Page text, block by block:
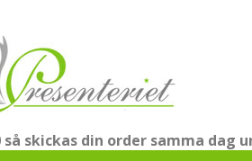
skickas din order samma dag